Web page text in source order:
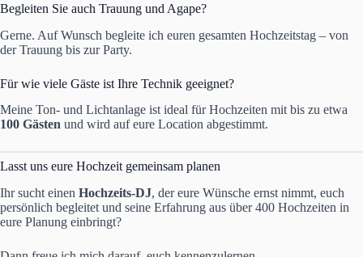
Begleiten Sie auch Trauung und Agape?
Gerne. Auf Wunsch begleite ich euren gesamten Hochzeitstag – von
der Trauung bis zur Party.
Für wie viele Gäste ist Ihre Technik geeignet?
Meine Ton- und Lichtanlage ist ideal für Hochzeiten mit bis zu etwa
100 Gästen und wird auf eure Location abgestimmt.
Lasst uns eure Hochzeit gemeinsam planen
Ihr sucht einen Hochzeits-DJ, der eure Wünsche ernst nimmt, euch
persönlich begleitet und seine Erfahrung aus über 400 Hochzeiten in
eure Planung einbringt?